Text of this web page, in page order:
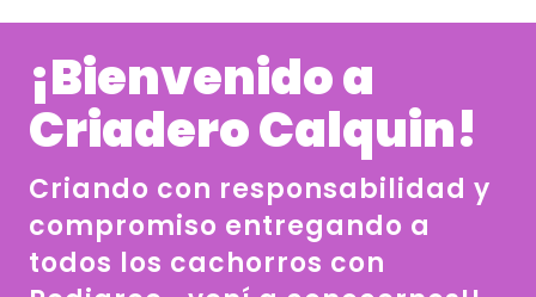
¡Bienvenido a
Criadero Calquin!
Criando con responsabilidad y
compromiso entregando a
todos los cachorros con